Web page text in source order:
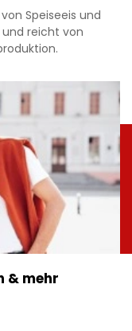
Speiseeis und
reicht von
& mehr